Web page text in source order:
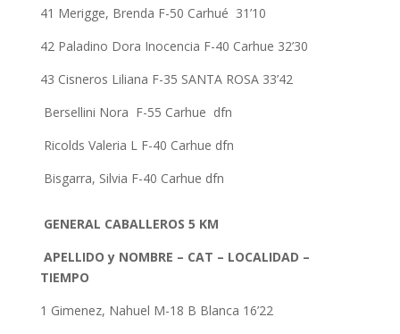
41 Merigge, Brenda F-50 Carhué 31’10
42 Paladino Dora Inocencia F-40 Carhue 32’30
43 Cisneros Liliana F-35 SANTA ROSA 33’42
Bersellini Nora F-55 Carhue dfn
Ricolds Valeria L F-40 Carhue dfn
Bisgarra, Silvia F-40 Carhue dfn
GENERAL CABALLEROS 5 KM
APELLIDO y NOMBRE – CAT – LOCALIDAD –
TIEMPO
1 Gimenez, Nahuel M-18 B Blanca 16’22